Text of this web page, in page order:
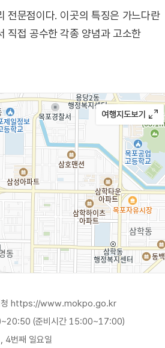
전문점이다. 이곳의 특징은 가느다란
직접 공수한 각종 양념과 고소한
https://www.mokpo.go.kr
(준비시간 15:00~17:00)
4번째 일요일